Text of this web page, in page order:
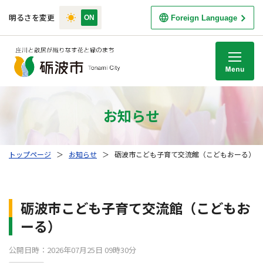
明るさを変更 Foreign Language
お知らせ
トップページ ＞ お知らせ ＞ 砺波市こども子育て交流館（こどもおーる）
砺波市こども子育て交流館（こどもお
ーる）
公開日時：2026年07月25日 09時30分